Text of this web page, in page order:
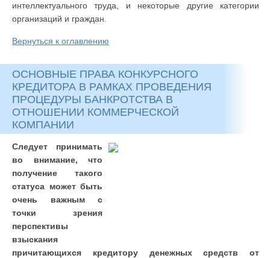
интеллектуального труда, и некоторые другие категории
организаций и граждан.
Вернуться к оглавлению
ОСНОВНЫЕ ПРАВА КОНКУРСНОГО
КРЕДИТОРА В РАМКАХ ПРОВЕДЕНИЯ
ПРОЦЕДУРЫ БАНКРОТСТВА В
ОТНОШЕНИИ КОММЕРЧЕСКОЙ
КОМПАНИИ
Следует принимать
во внимание, что
получение такого
статуса может быть
очень важным с
точки зрения
перспективы
взыскания
причитающихся кредитору денежных средств от